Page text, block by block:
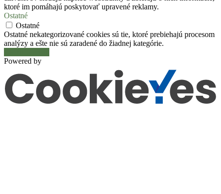
ktoré im pomáhajú poskytovať upravené reklamy.
Ostatné
Ostatné
Ostatné nekategorizované cookies sú tie, ktoré prebiehajú procesom
analýzy a ešte nie sú zaradené do žiadnej kategórie.
Powered by